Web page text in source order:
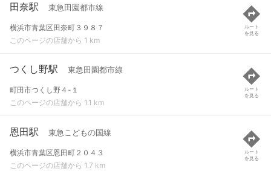
田奈駅 東急田園都市線
横浜市青葉区田奈町３９８７
このページの店舗から 1 km
ルート
を見る
つくし野駅 東急田園都市線
町田市つくし野４-１
このページの店舗から 1.1 km
ルート
を見る
恩田駅 東急こどもの国線
横浜市青葉区恩田町２０４３
このページの店舗から 1.7 km
ルート
を見る